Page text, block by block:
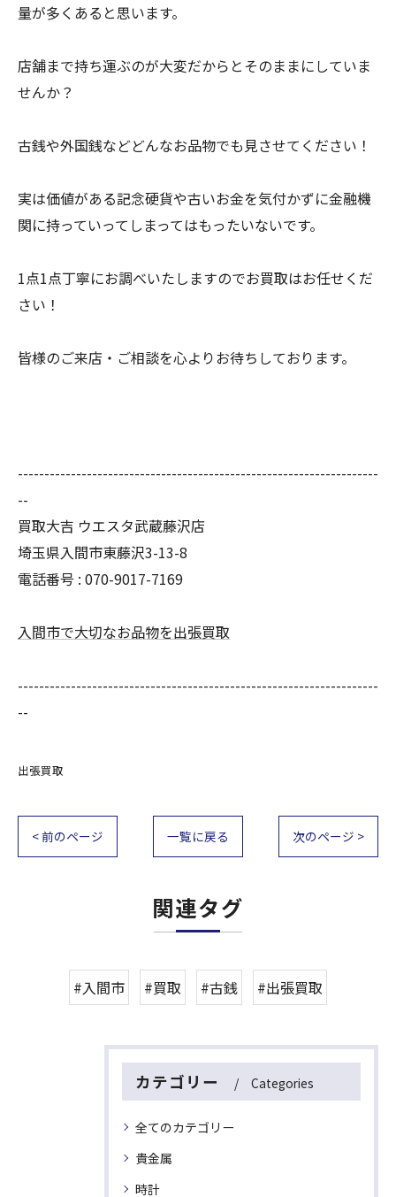
量が多くあると思います。
店舗まで持ち運ぶのが大変だからとそのままにしていま
せんか？
古銭や外国銭などどんなお品物でも見させてください！
実は価値がある記念硬貨や古いお金を気付かずに金融機
関に持っていってしまってはもったいないです。
1点1点丁寧にお調べいたしますのでお買取はお任せくだ
さい！
皆様のご来店・ご相談を心よりお待ちしております。
--------------------------------------------------------------------
--
買取大吉 ウエスタ武蔵藤沢店
埼玉県入間市東藤沢3-13-8
電話番号 : 070-9017-7169
入間市で大切なお品物を出張買取
--------------------------------------------------------------------
--
出張買取
< 前のページ 一覧に戻る 次のページ >
関連タグ
#入間市 #買取 #古銭 #出張買取
カテゴリー Categories
全てのカテゴリー
貴金属
時計